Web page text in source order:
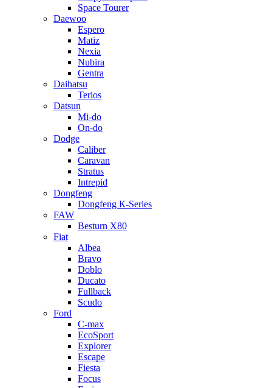
Space Tourer
Daewoo
Espero
Matiz
Nexia
Nubira
Gentra
Daihatsu
Terios
Datsun
Mi-do
On-do
Dodge
Caliber
Caravan
Stratus
Intrepid
Dongfeng
Dongfeng К-Series
FAW
Besturn Х80
Fiat
Albea
Bravo
Doblo
Ducato
Fullback
Scudo
Ford
C-max
EcoSport
Explorer
Escape
Fiesta
Focus